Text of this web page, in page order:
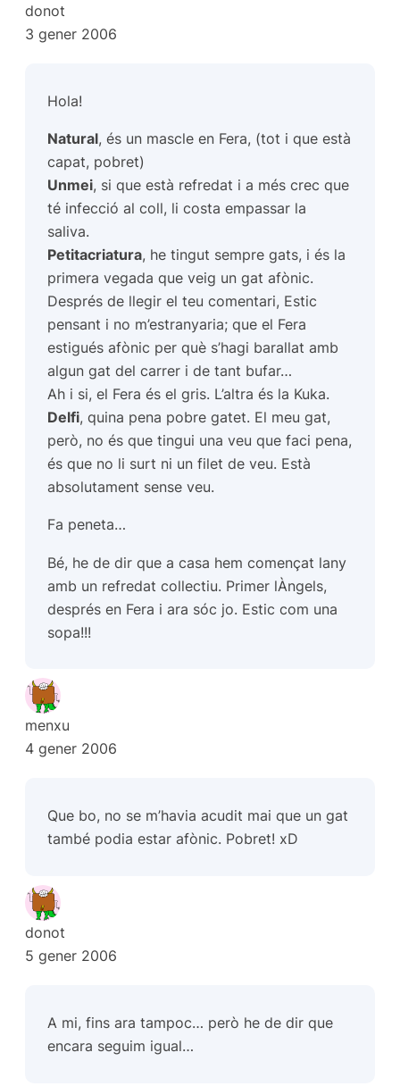
donot
3 gener 2006
Hola!
Natural, és un mascle en Fera, (tot i que està
capat, pobret)
Unmei, si que està refredat i a més crec que
té infecció al coll, li costa empassar la
saliva.
Petitacriatura, he tingut sempre gats, i és la
primera vegada que veig un gat afònic.
Després de llegir el teu comentari, Estic
pensant i no m’estranyaria; que el Fera
estigués afònic per què s’hagi barallat amb
algun gat del carrer i de tant bufar…
Ah i si, el Fera és el gris. L’altra és la Kuka.
Delfi, quina pena pobre gatet. El meu gat,
però, no és que tingui una veu que faci pena,
és que no li surt ni un filet de veu. Està
absolutament sense veu.
Fa peneta…
Bé, he de dir que a casa hem començat lany
amb un refredat collectiu. Primer lÀngels,
després en Fera i ara sóc jo. Estic com una
sopa!!!
menxu
4 gener 2006
Que bo, no se m’havia acudit mai que un gat
també podia estar afònic. Pobret! xD
donot
5 gener 2006
A mi, fins ara tampoc… però he de dir que
encara seguim igual…